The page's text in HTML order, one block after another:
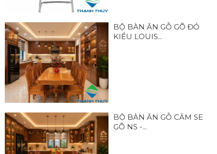
BỘ BÀN ĂN GỖ GÕ ĐỎ
KIỂU LOUIS...
BỘ BÀN ĂN GỖ CĂM SE
GÕ NS -...